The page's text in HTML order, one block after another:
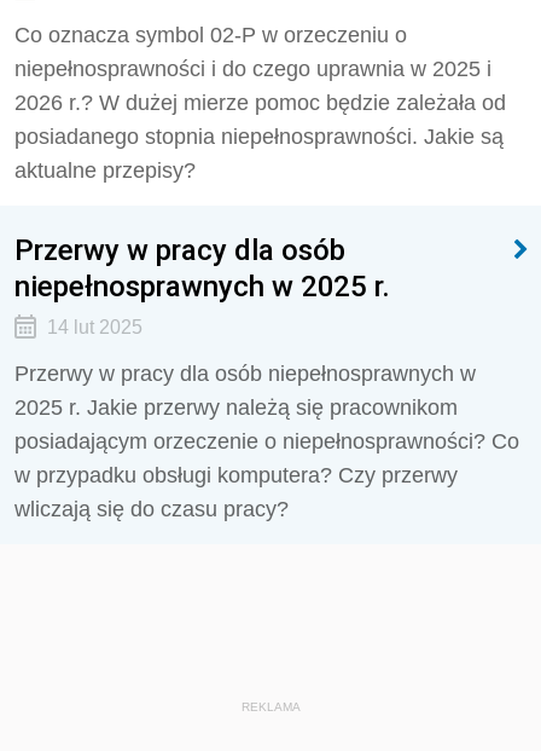
Co oznacza symbol 02-P w orzeczeniu o
niepełnosprawności i do czego uprawnia w 2025 i
2026 r.? W dużej mierze pomoc będzie zależała od
posiadanego stopnia niepełnosprawności. Jakie są
aktualne przepisy?
Przerwy w pracy dla osób
niepełnosprawnych w 2025 r.
14 lut 2025
Przerwy w pracy dla osób niepełnosprawnych w
2025 r. Jakie przerwy należą się pracownikom
posiadającym orzeczenie o niepełnosprawności? Co
w przypadku obsługi komputera? Czy przerwy
wliczają się do czasu pracy?
REKLAMA